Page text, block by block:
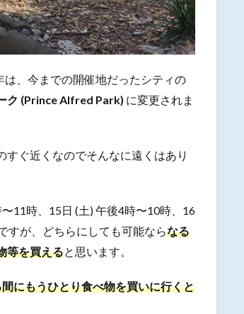
、今までの開催地だったシティの
ク (Prince Alfred Park) に変更されま
ぐ近くなのでそんなに遠くはあり
11時、15日 (土) 午後4時〜10時、16
すが、どちらにしても可能ならなる
等を買えると思います。
にもうひとり食べ物を買いに行くと